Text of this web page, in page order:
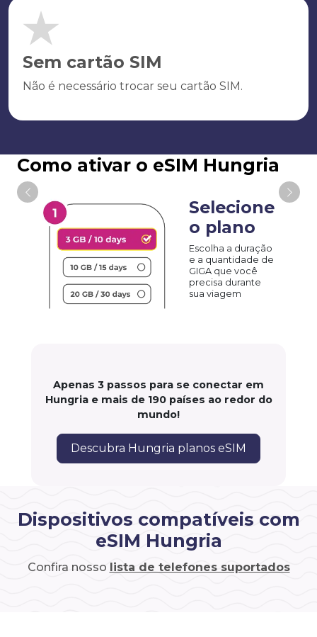
Sem cartão SIM
Não é necessário trocar seu cartão SIM.
Como ativar o eSIM Hungria
Selecione
o plano
Escolha a duração
e a quantidade de
GIGA que você
precisa durante
sua viagem
Apenas 3 passos para se conectar em
Hungria e mais de 190 países ao redor do
mundo!
Descubra Hungria planos eSIM
Dispositivos compatíveis com
eSIM Hungria
Confira nosso lista de telefones suportados